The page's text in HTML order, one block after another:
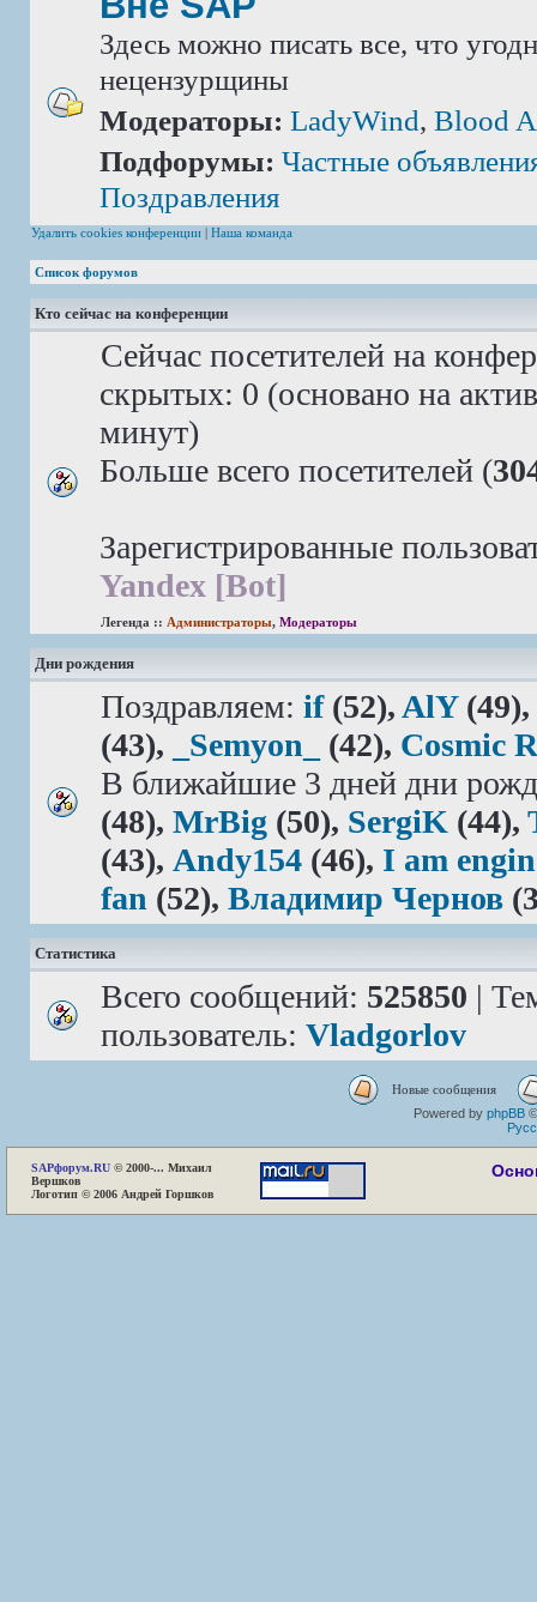
Здесь можно писать все, что
нецензурщины
Модераторы: LadyWind, Blood
Подфорумы: Частные
Поздравления
Удалить cookies конференции | Наша команда
Список форумов
Кто сейчас на конференции
Сейчас посетителей на
скрытых: 0 (основано на
минут)
Больше всего посетителей (
Зарегистрированные
Yandex [Bot]
Легенда :: Администраторы, Модераторы
Дни рождения
Поздравляем: if(52), AlY(49),
(43),
_Semyon_ (42), Cosmic
В ближайшие 3 дней дни
(48), MrBig (50), SergiK (44),
(43), Andy154 (46), I am
fan (52), Владимир Чернов
Статистика
Всего сообщений: 525850 |
пользователь: Vladgorlov
Новые сообщения
Powered by phpBB
SAPфорум.RU © 2000-... Михаил
Вершков
Логотип © 2006 Андрей Горшков